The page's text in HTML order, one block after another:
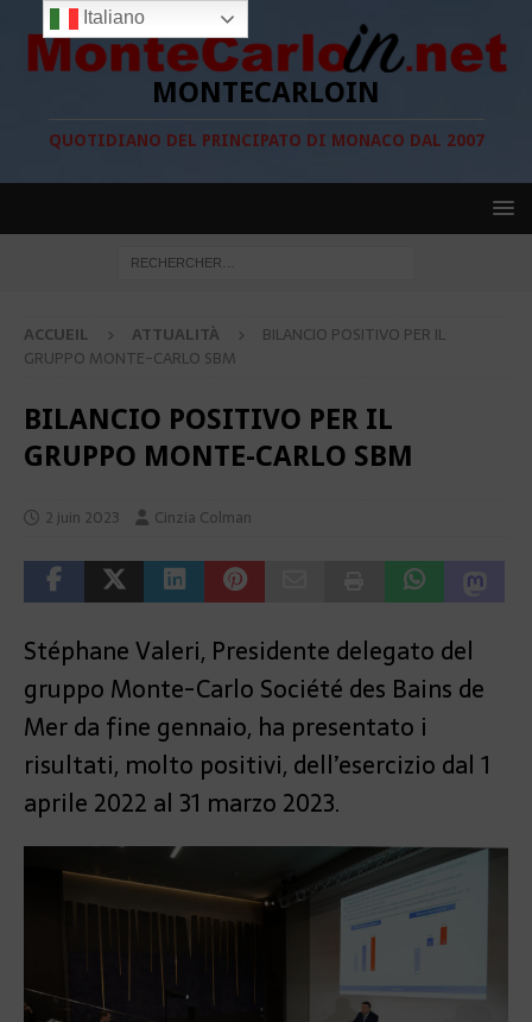
MONTECARLOIN
QUOTIDIANO DEL PRINCIPATO DI MONACO DAL 2007
ACCUEIL ATTUALITÀ
BILANCIO POSITIVO PER IL
GRUPPO MONTE-CARLO SBM
BILANCIO POSITIVO PER IL
GRUPPO MONTE-CARLO SBM
2 juin 2023 Cinzia Colman
Stéphane Valeri, Presidente delegato del
gruppo Monte-Carlo Société des Bains de
Mer da fine gennaio, ha presentato i
risultati, molto positivi, dell’esercizio dal 1
aprile 2022 al 31 marzo 2023.
Italiano